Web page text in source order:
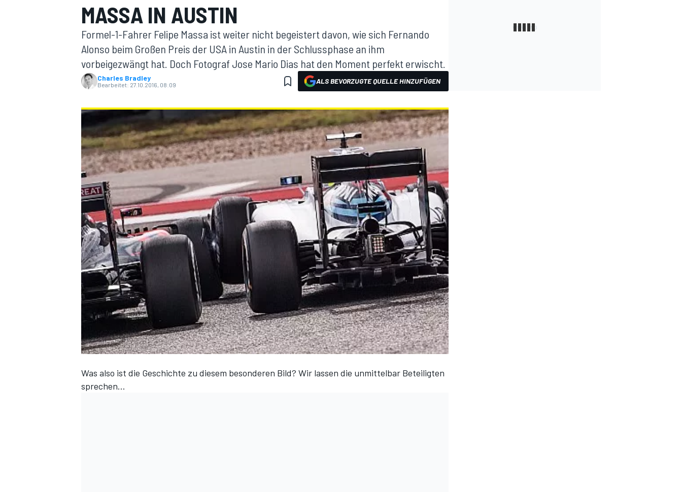
DTM
MASSA IN AUSTIN
Formel-1-Fahrer Felipe Massa ist weiter nicht begeistert davon, wie sich Fernando
Alonso beim Großen Preis der USA in Austin in der Schlussphase an ihm
vorbeigezwängt hat. Doch Fotograf Jose Mario Dias hat den Moment perfekt erwischt.
Charles Bradley
Bearbeitet: 27.10.2016, 08:09 ALS BEVORZUGTE QUELLE HINZUFÜGEN
Was also ist die Geschichte zu diesem besonderen Bild? Wir lassen die unmittelbar Beteiligten
sprechen…